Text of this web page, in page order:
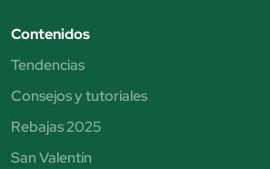
Contenidos
Tendencias
Consejos y tutoriales
Rebajas 2025
San Valentín